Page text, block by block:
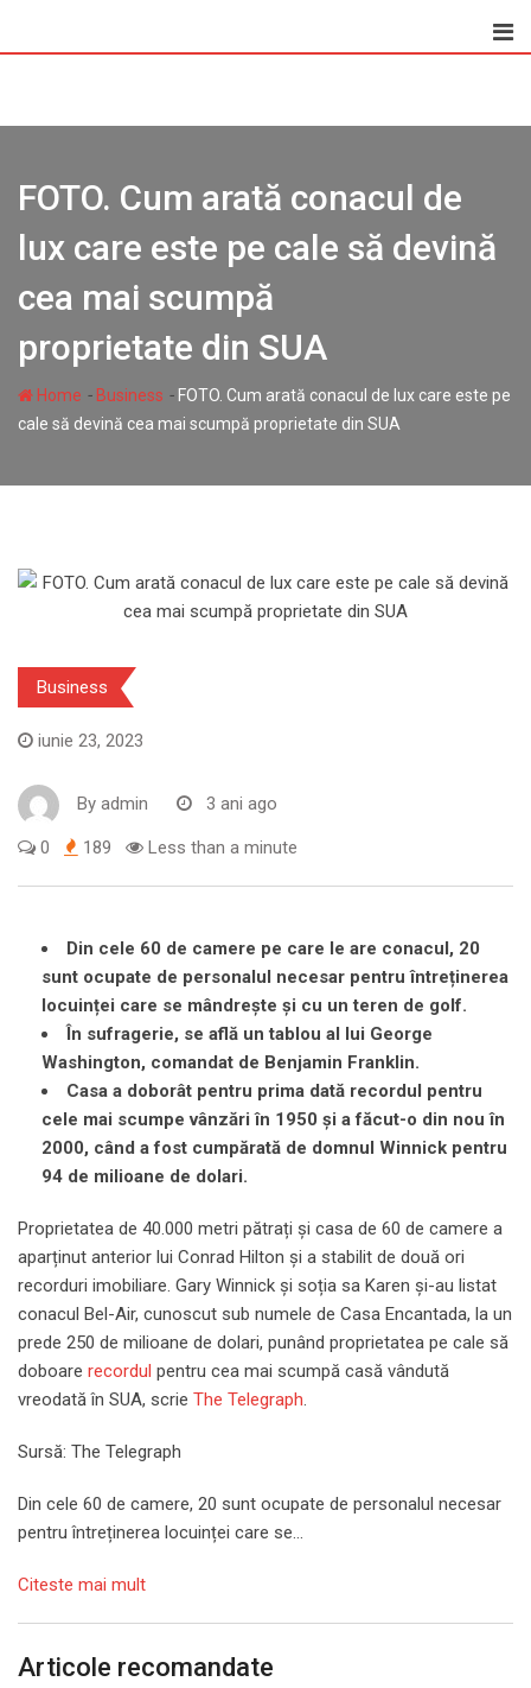
FOTO. Cum arată conacul de
lux care este pe cale să devină
cea mai scumpă
proprietate din SUA
Home - Business - FOTO. Cum arată conacul de lux care este pe
cale să devină cea mai scumpă proprietate din SUA
Business
iunie 23, 2023
By admin 3 ani ago
0 189 Less than a minute
Din cele 60 de camere pe care le are conacul, 20
sunt ocupate de personalul necesar pentru întreținerea
locuinței care se mândrește și cu un teren de golf.
În sufragerie, se află un tablou al lui George
Washington, comandat de Benjamin Franklin.
Casa a doborât pentru prima dată recordul pentru
cele mai scumpe vânzări în 1950 și a făcut-o din nou în
2000, când a fost cumpărată de domnul Winnick pentru
94 de milioane de dolari.
Proprietatea de 40.000 metri pătrați și casa de 60 de camere a
aparținut anterior lui Conrad Hilton și a stabilit de două ori
recorduri imobiliare. Gary Winnick și soția sa Karen și-au listat
conacul Bel-Air, cunoscut sub numele de Casa Encantada, la un
prede 250 de milioane de dolari, punând proprietatea pe cale să
doboare recordul pentru cea mai scumpă casă vândută
vreodată în SUA, scrie The Telegraph.
Sursă: The Telegraph
Din cele 60 de camere, 20 sunt ocupate de personalul necesar
pentru întreținerea locuinței care se…
Citeste mai mult
Articole recomandate